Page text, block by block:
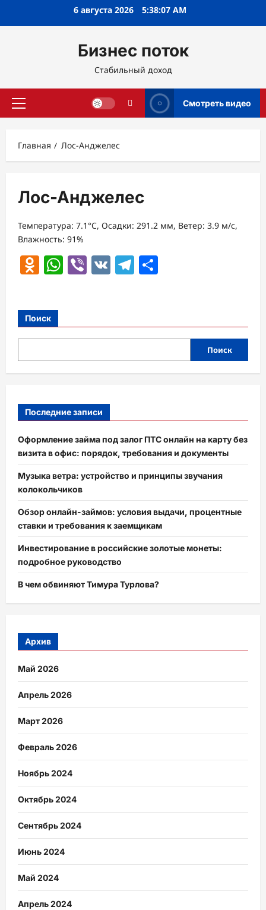
6 августа 2026 5:38:08 AM
Бизнес поток
Стабильный доход
Основное
Смотреть видео
Главная Лос-Анджелес
Лос-Анджелес
Температура: 7.1°C, Осадки: 291.2 мм, Ветер: 3.9 м/с,
Влажность: 91%
Odnoklassniki
WhatsApp
Viber
VK Telegram
Поиск
Поиск
Последние записи
Оформление займа под залог ПТС онлайн на карту без
визита в офис: порядок, требования и документы
Музыка ветра: устройство и принципы звучания
колокольчиков
Обзор онлайн-займов: условия выдачи, процентные
ставки и требования к заемщикам
Инвестирование в российские золотые монеты:
подробное руководство
В чем обвиняют Тимура Турлова?
Архив
Май 2026
Апрель 2026
Март 2026
Февраль 2026
Ноябрь 2024
Октябрь 2024
Сентябрь 2024
Июнь 2024
Май 2024
Апрель 2024